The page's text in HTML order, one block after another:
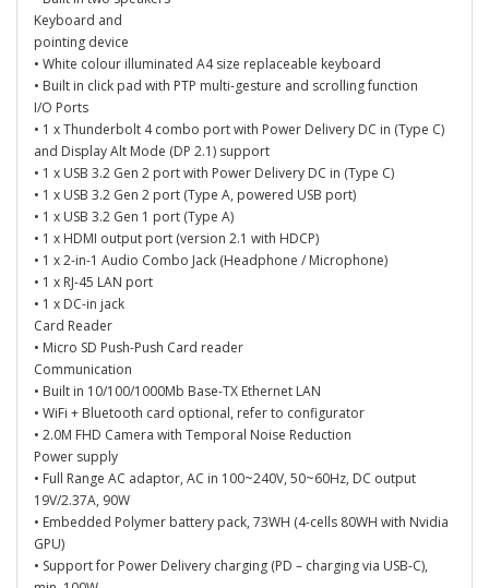
Keyboard and
pointing device
• White colour illuminated A4 size replaceable keyboard
• Built in click pad with PTP multi-gesture and scrolling function
I/O Ports
• 1 x Thunderbolt 4 combo port with Power Delivery DC in (Type C)
and Display Alt Mode (DP 2.1) support
• 1 x USB 3.2 Gen 2 port with Power Delivery DC in (Type C)
• 1 x USB 3.2 Gen 2 port (Type A, powered USB port)
• 1 x USB 3.2 Gen 1 port (Type A)
• 1 x HDMI output port (version 2.1 with HDCP)
• 1 x 2-in-1 Audio Combo Jack (Headphone / Microphone)
• 1 x RJ-45 LAN port
• 1 x DC-in jack
Card Reader
• Micro SD Push-Push Card reader
Communication
• Built in 10/100/1000Mb Base-TX Ethernet LAN
• WiFi + Bluetooth card optional, refer to configurator
• 2.0M FHD Camera with Temporal Noise Reduction
Power supply
• Full Range AC adaptor, AC in 100~240V, 50~60Hz, DC output
19V/2.37A, 90W
• Embedded Polymer battery pack, 73WH (4-cells 80WH with Nvidia
GPU)
• Support for Power Delivery charging (PD – charging via USB-C),